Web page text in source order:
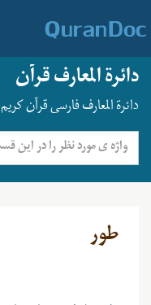
دائرة المعارف قرآن
دائرة المعارف فارسی قرآن کریم
طور